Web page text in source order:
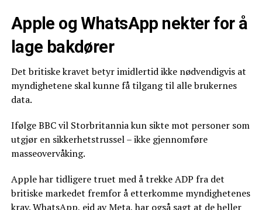
Apple og WhatsApp nekter for å
lage bakdører
Det britiske kravet betyr imidlertid ikke nødvendigvis at
myndighetene skal kunne få tilgang til alle brukernes
data.
Ifølge BBC vil Storbritannia kun sikte mot personer som
utgjør en sikkerhetstrussel – ikke gjennomføre
masseovervåking.
Apple har tidligere truet med å trekke ADP fra det
britiske markedet fremfor å etterkomme myndighetenes
krav. WhatsApp, eid av Meta, har også sagt at de heller